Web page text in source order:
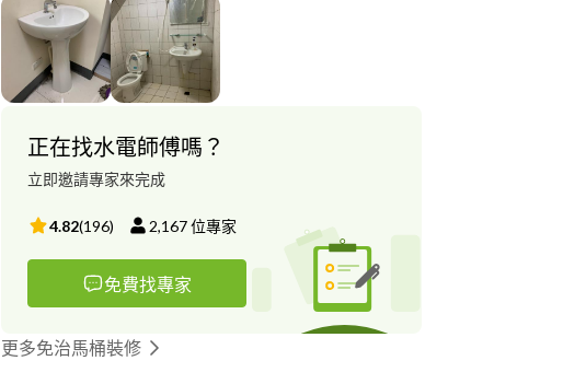
迎電話諮詢，保證滿意！
正在找水電師傅嗎？
立即邀請專家來完成
4.82(196) 2,167位專家
免費找專家
更多免治馬桶裝修